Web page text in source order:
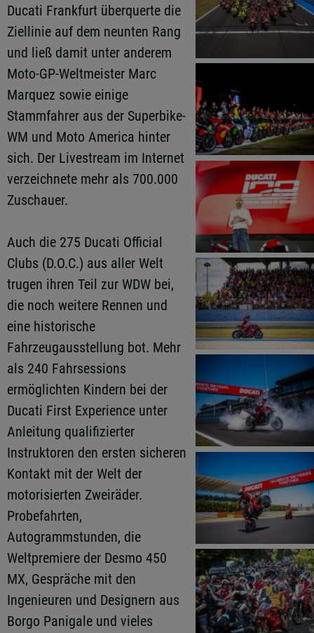
Ducati Frankfurt überquerte die
Ziellinie auf dem neunten Rang
und ließ damit unter anderem
Moto-GP-Weltmeister Marc
Marquez sowie einige
Stammfahrer aus der Superbike-
WM und Moto America hinter
sich. Der Livestream im Internet
verzeichnete mehr als 700.000
Zuschauer.
Auch die 275 Ducati Official
Clubs (D.O.C.) aus aller Welt
trugen ihren Teil zur WDW bei,
die noch weitere Rennen und
eine historische
Fahrzeugausstellung bot. Mehr
als 240 Fahrsessions
ermöglichten Kindern bei der
Ducati First Experience unter
Anleitung qualifizierter
Instruktoren den ersten sicheren
Kontakt mit der Welt der
motorisierten Zweiräder.
Probefahrten,
Autogrammstunden, die
Weltpremiere der Desmo 450
MX, Gespräche mit den
Ingenieuren und Designern aus
Borgo Panigale und vieles